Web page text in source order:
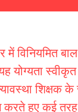
में विनियमित
स्वीकृत
शिक्षक
करते हुए कई